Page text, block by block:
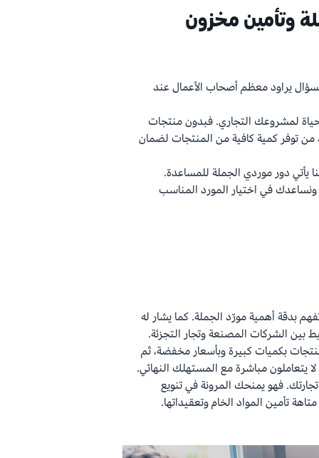
وتأمين مخزون
يراود معظم أصحاب الأعمال عند
لمشروعك التجاري. فبدون منتجات
من توفر كمية كافية من المنتجات لضمان
يأتي دور موردي الجملة للمساعدة.
في اختيار المورد المناسب
بدقة أهمية مورّد الجملة. كما يشار له
بين الشركات المصنعة وتجار التجزئة.
بكميات كبيرة وبأسعار مخفضة، ثم
يتعاملون مباشرة مع المستهلك النهائي.
فهو يمنحك المرونة في تنويع
تأمين المواد الخام وتعقيداتها.